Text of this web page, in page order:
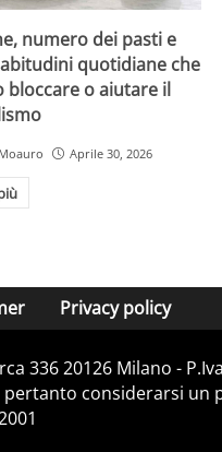
numero dei pasti e
quotidiane che
bloccare o aiutare il
Aprile 30, 2026
Privacy policy
336 20126 Milano -
considerarsi un